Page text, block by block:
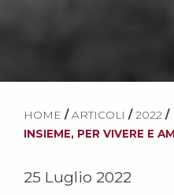
HOME / ARTICOLI / 2022 /
INSIEME, PER VIVERE E
25 Luglio 2022